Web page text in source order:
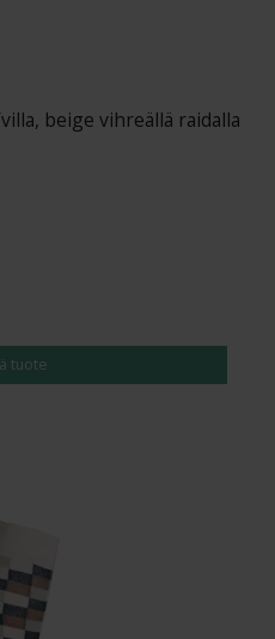
beige vihreällä raidalla
tuote